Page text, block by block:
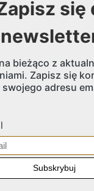
się
bieżąco z
Zapisz się
swojego adresu